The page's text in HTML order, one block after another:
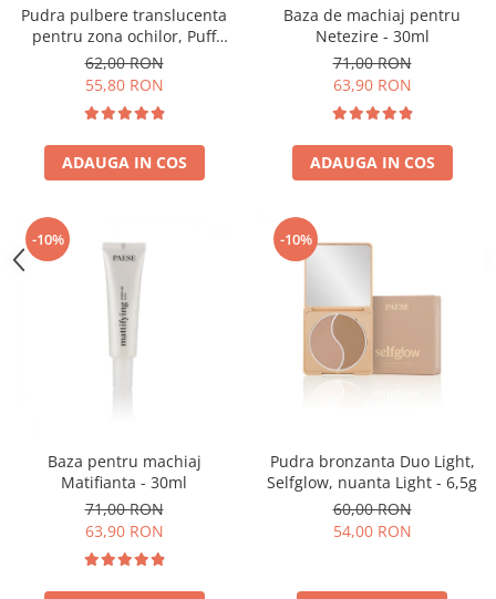
Pudra pulbere translucenta
pentru zona ochilor, Puff
Cloud 5,3g
62,00 RON
55,80 RON
ADAUGA IN COS
Baza de machiaj pentru
Netezire - 30ml
71,00 RON
63,90 RON
ADAUGA IN COS
-10%
Baza pentru machiaj
Matifianta - 30ml
71,00 RON
63,90 RON
-10%
Pudra bronzanta Duo Light,
Selfglow, nuanta Light - 6,5g
60,00 RON
54,00 RON